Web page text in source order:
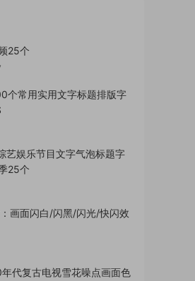
25个
个常用实用文字标题排版字
艺娱乐节目文字气泡标题字
25个
画面闪白/闪黑/闪光/快闪效
代复古电视雪花噪点画面色